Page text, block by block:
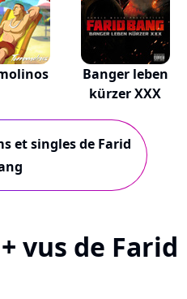
Banger leben
kürzer XXX
et singles de Farid
vus de Farid